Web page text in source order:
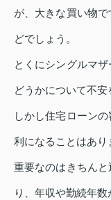
が、大きな買い物
どでしょう。
とくにシングルマ
どうかについて不安
しかし住宅ローン
利になることはあり
重要なのはきちん
り、年収や勤続年数